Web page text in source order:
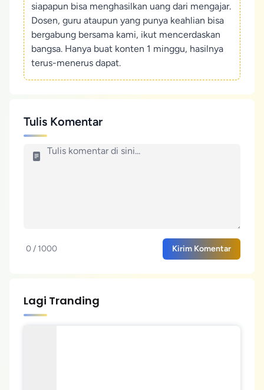
siapapun bisa menghasilkan uang dari mengajar.
Dosen, guru ataupun yang punya keahlian bisa
bergabung bersama kami, ikut mencerdaskan
bangsa. Hanya buat konten 1 minggu, hasilnya
terus-menerus dapat.
Tulis Komentar
0 / 1000 Kirim Komentar
Lagi Tranding